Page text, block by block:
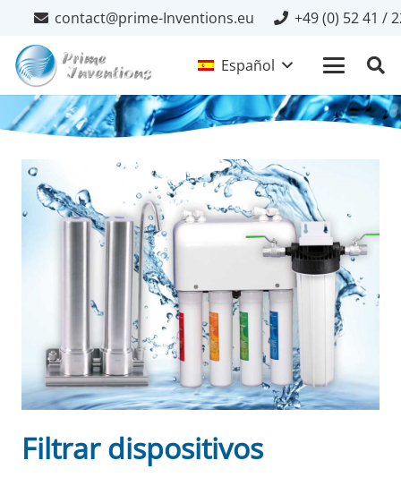
contact@prime-Inventions.eu +49 (0) 52 41 /
Español
Filtrar dispositivos